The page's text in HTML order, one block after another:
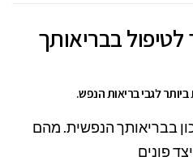
בבריאותך
לגבי בריאות הנפש.
בבריאותך הנפשית. מהם
פונים